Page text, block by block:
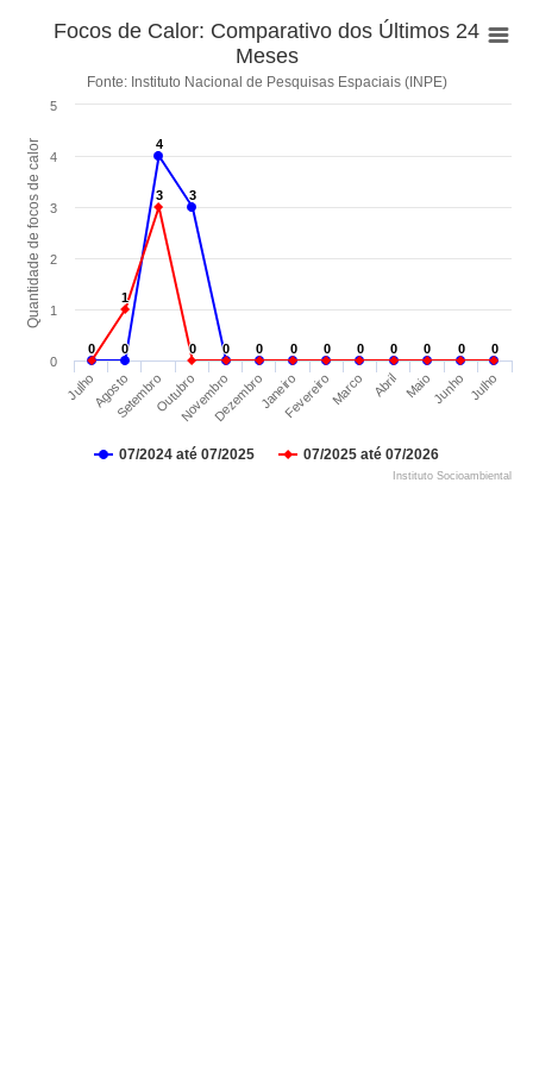
Quantidade de focos de calor
Focos de Calor: Comparativo dos Últimos 24
Meses
Fonte: Instituto Nacional de Pesquisas Espaciais (INPE)
0
0 0
0
4
4
3
3
0
0 0
0 0
0 0
0 0
0 0
0 0
0 0
0 0
0
1
1
3
3
0
0
07/2024 até 07/2025 07/2025 até 07/2026
JulhoAgostoSetembroOutubroNovembroDezembroJaneiroFevereiroMarco Abril MaioJunho Julho
0
1
2
3
4
5
Instituto Socioambiental